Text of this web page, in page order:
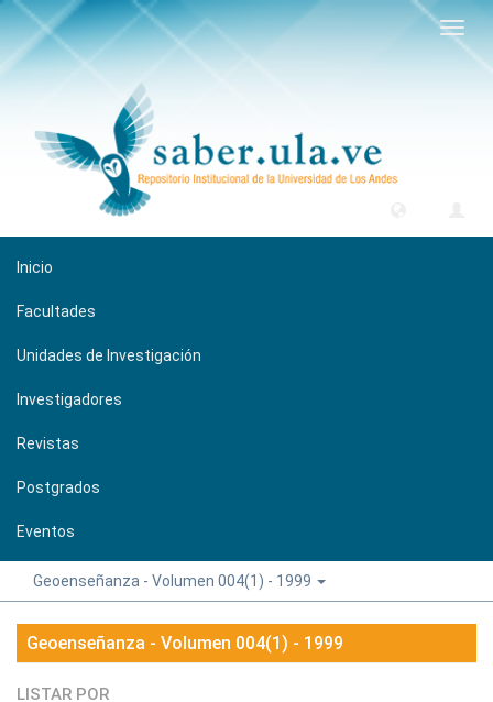
Inicio
Facultades
Unidades de Investigación
Investigadores
Revistas
Postgrados
Eventos
Geoenseñanza - Volumen 004(1) - 1999
Geoenseñanza - Volumen 004(1) - 1999
LISTAR POR